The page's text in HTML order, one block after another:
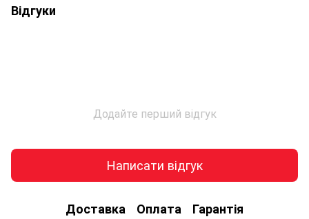
Відгуки
Додайте перший відгук
Написати відгук
Доставка Оплата Гарантія